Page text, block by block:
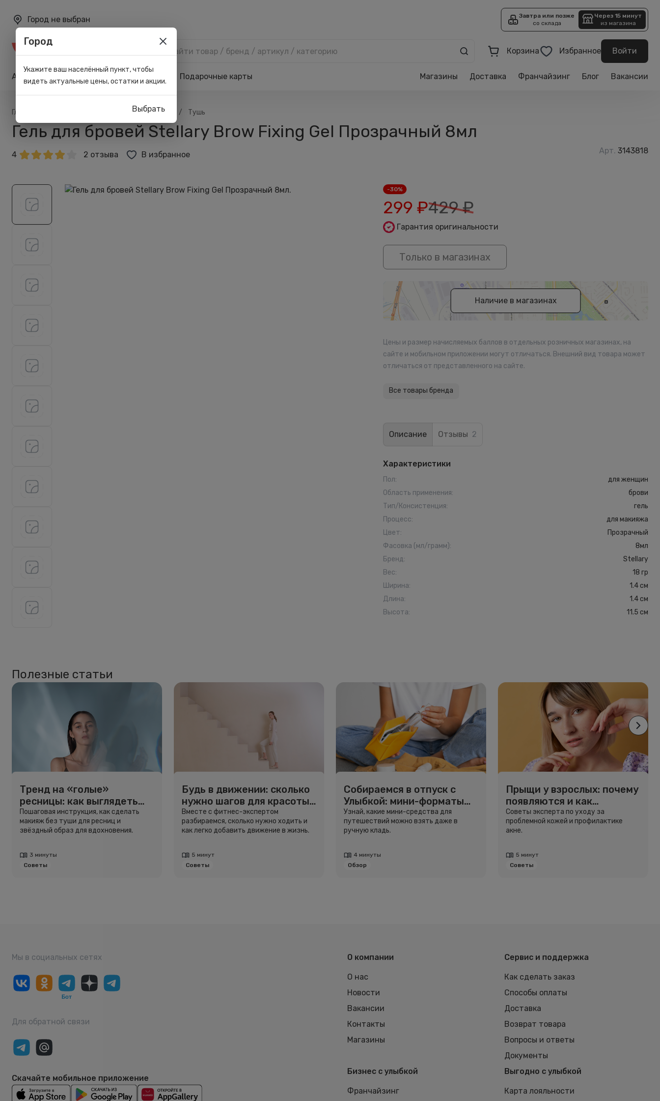
Город не выбран
Завтра или позже
со склада
Через 15 минут
из магазина
Корзина Избранное Войти
Акции Карта лояльности Подарочные карты Магазины Доставка Франчайзинг Блог Вакансии
Главная Для бровей / Тушь
Гель для бровей Stellary Brow Fixing Gel Прозрачный 8мл
4 2 отзыва В избранное Арт. 3143818
-30%
299 ₽429₽
Гарантия оригинальности
Только в магазинах
Наличие в магазинах
Цены и размер начисляемых баллов в отдельных розничных магазинах, на
сайте и мобильном приложении могут отличаться. Внешний вид товара может
отличаться от представленного на сайте.
Все товары бренда
Описание Отзывы 2
Характеристики
Пол:
для женщин
Область применения:
брови
Тип/Консистенция:
гель
Процесс:
для макияжа
Цвет:
Прозрачный
Фасовка (мл/грамм):
8мл
Бренд:
Stellary
Вес:
18 гр
Ширина:
1.4 см
Длина:
1.4 см
Высота: 11.5 см
Полезные статьи
Тренд на «голые»
ресницы: как выглядеть
свежо, не используя тушь
Пошаговая инструкция, как сделать
макияж без туши для ресниц и
звёздный образ для вдохновения.
3 минуты
Советы
Будь в движении: сколько
нужно шагов для красоты
и здоровья
Вместе с фитнес-экспертом
разбираемся, сколько нужно ходить и
как легко добавить движение в жизнь.
5 минут
Советы
Собираемся в отпуск с
Улыбкой: мини-форматы
для путешествий
Узнай, какие мини-средства для
путешествий можно взять даже в
ручную кладь.
4 минуты
Обзор
Прыщи у взрослых: почему
появляются и как
избавиться
Советы эксперта по уходу за
проблемной кожей и профилактике
акне.
5 минут
Советы
Мы в социальных сетях
Для обратной связи
Скачайте мобильное приложение
О компании
О нас
Новости
Вакансии
Контакты
Магазины
Сервис и поддержка
Как сделать заказ
Способы оплаты
Доставка
Возврат товара
Вопросы и ответы
Документы
Бизнес с улыбкой
Франчайзинг
Выгодно с улыбкой
Карта лояльности
Город
Укажите ваш населённый пункт, чтобы
видеть актуальные цены, остатки и акции.
Выбрать